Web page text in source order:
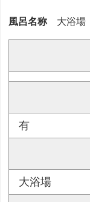
風呂名称 大浴場
有
大浴場